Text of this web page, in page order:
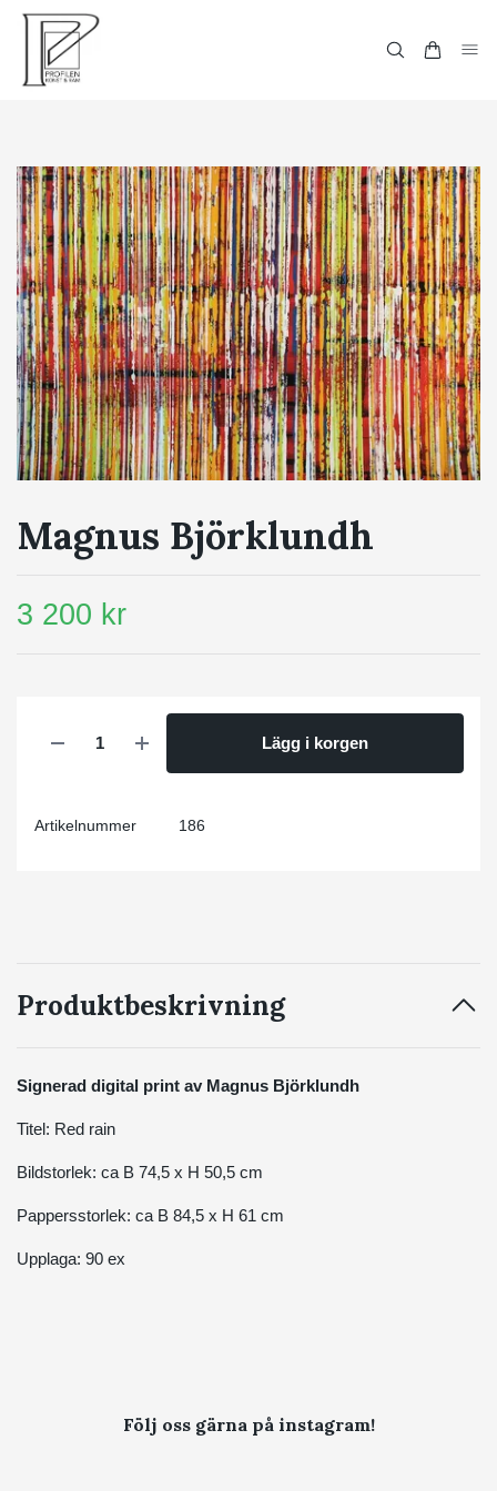
Magnus Björklundh
3 200 kr
Lägg i korgen
Artikelnummer 186
Produktbeskrivning
Signerad digital print av Magnus Björklundh
Titel: Red rain
Bildstorlek: ca B 74,5 x H 50,5 cm
Pappersstorlek: ca B 84,5 x H 61 cm
Upplaga: 90 ex
Följ oss gärna på instagram!